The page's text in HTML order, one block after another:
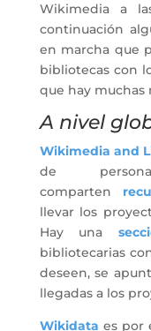
Wikimedia a
continuación
en marcha que
bibliotecas con
que hay muchas
A nivel
Wikimedia and
de
comparten
llevar los
Hay una
bibliotecarias
deseen, se
llegadas a los
Wikidata es por